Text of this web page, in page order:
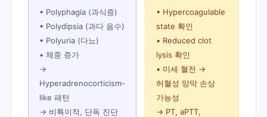
• Polyphagia (과식증)
• Polydipsia (과다 음수)
• Polyuria (다뇨)
• 체중 증가
→
Hyperadrenocorticism-
like 패턴
→ 비특이적, 단독 진단
• Hypercoagulable
state 확인
• Reduced clot
lysis 확인
• 미세 혈전 →
허혈성 망막 손상
가능성
→ PT, aPTT,